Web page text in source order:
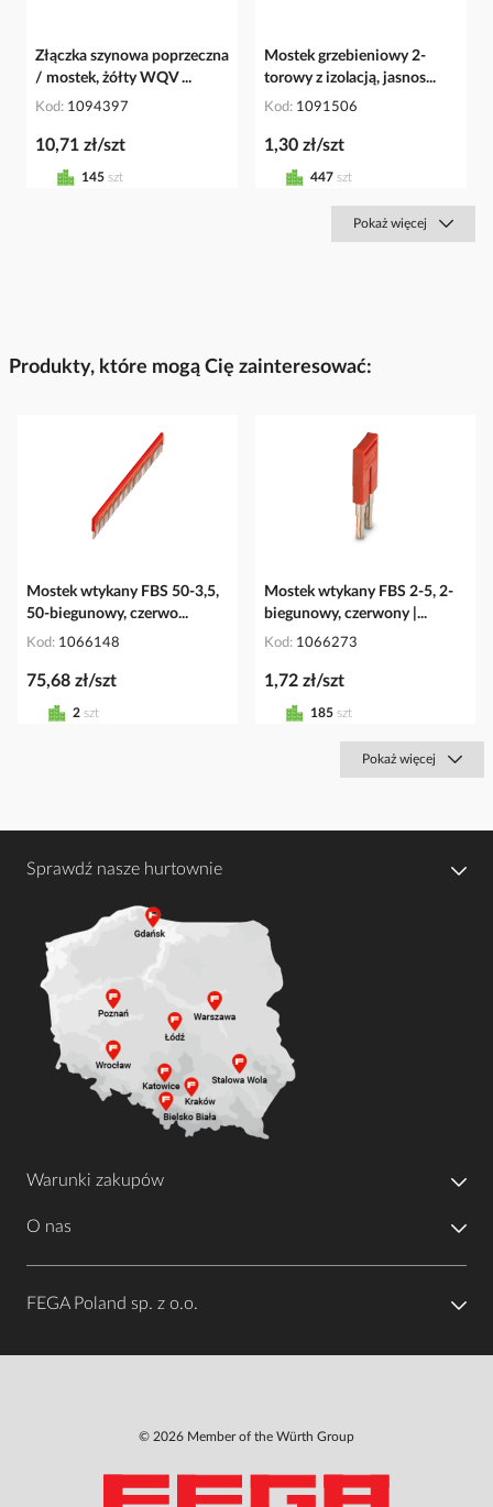
Złączka szynowa poprzeczna
/ mostek, żółty WQV ...
Kod 1094397
10,71 zł/szt
145 szt
Mostek grzebieniowy 2-
torowy z izolacją, jasnos...
Kod 1091506
1,30 zł/szt
447 szt
Pokaż więcej
Produkty, które mogą Cię zainteresować:
Mostek wtykany FBS 50-3,5,
50-biegunowy, czerwo...
Kod 1066148
75,68 zł/szt
2 szt
Mostek wtykany FBS 2-5, 2-
biegunowy, czerwony |...
Kod 1066273
1,72 zł/szt
185 szt
Pokaż więcej
Sprawdź nasze hurtownie
Warunki zakupów
O nas
FEGA Poland sp. z o.o.
© 2026 Member of the Würth Group